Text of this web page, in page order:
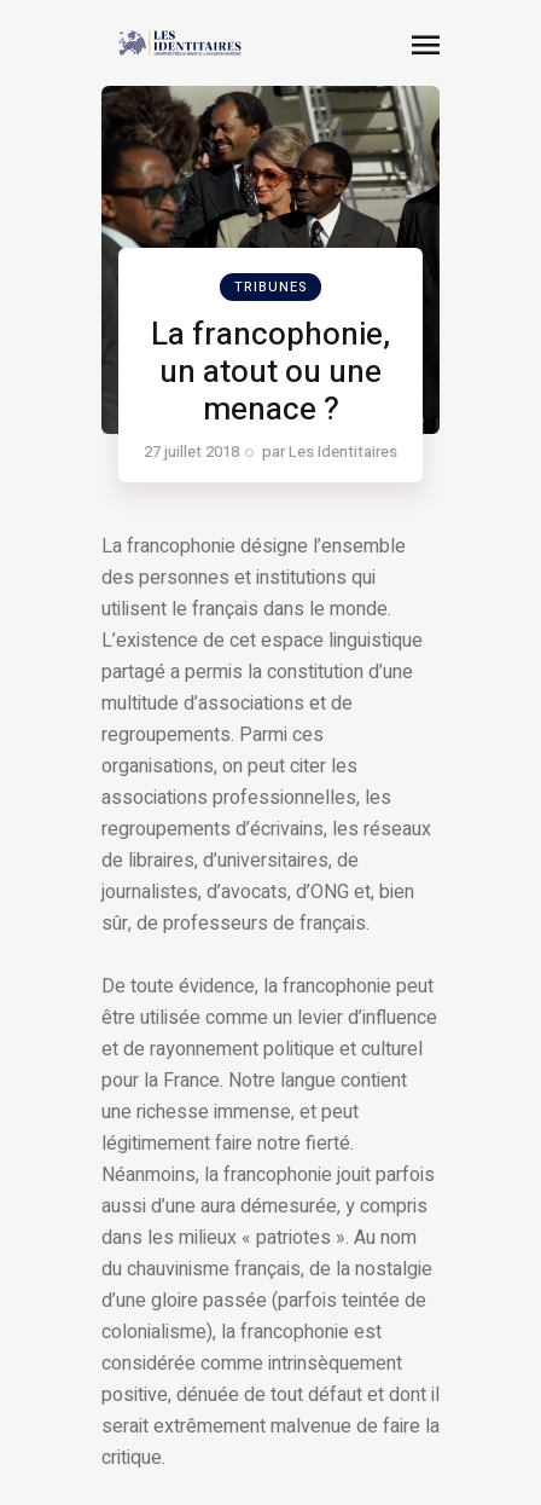
TRIBUNES
La francophonie,
un atout ou une
menace ?
27 juillet 2018 parLes Identitaires
La francophonie désigne l’ensemble
des personnes et institutions qui
utilisent le français dans le monde.
L’existence de cet espace linguistique
partagé a permis la constitution d’une
multitude d’associations et de
regroupements. Parmi ces
organisations, on peut citer les
associations professionnelles, les
regroupements d’écrivains, les réseaux
de libraires, d’universitaires, de
journalistes, d’avocats, d’ONG et, bien
sûr, de professeurs de français.
De toute évidence, la francophonie peut
être utilisée comme un levier d’influence
et de rayonnement politique et culturel
pour la France. Notre langue contient
une richesse immense, et peut
légitimement faire notre fierté.
Néanmoins, la francophonie jouit parfois
aussi d’une aura démesurée, y compris
dans les milieux « patriotes ». Au nom
du chauvinisme français, de la nostalgie
d’une gloire passée (parfois teintée de
colonialisme), la francophonie est
considérée comme intrinsèquement
positive, dénuée de tout défaut et dont il
serait extrêmement malvenue de faire la
critique.